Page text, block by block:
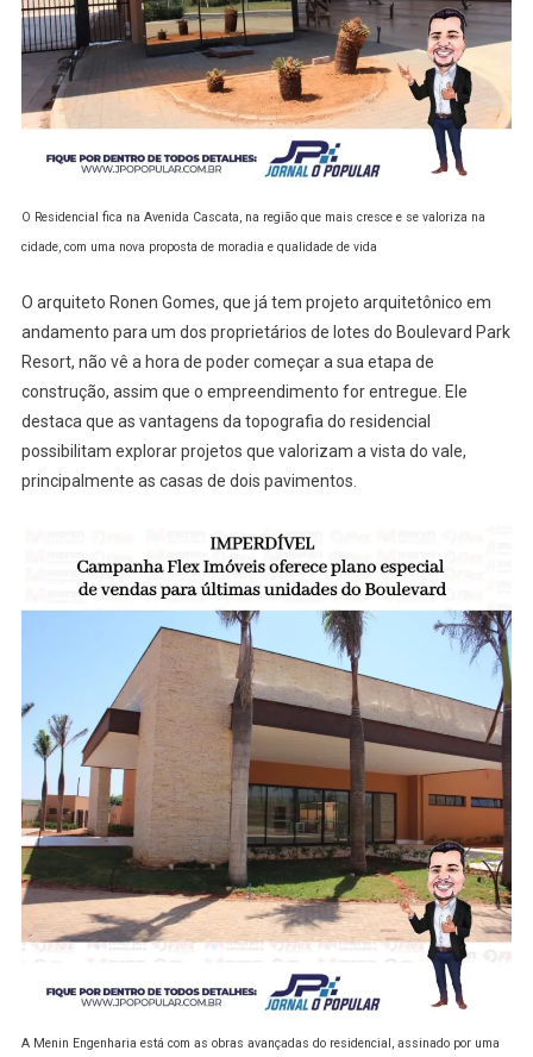
O Residencial fica na Avenida Cascata, na região que mais cresce e se valoriza na
cidade, com uma nova proposta de moradia e qualidade de vida
O arquiteto Ronen Gomes, que já tem projeto arquitetônico em
andamento para um dos proprietários de lotes do Boulevard Park
Resort, não vê a hora de poder começar a sua etapa de
construção, assim que o empreendimento for entregue. Ele
destaca que as vantagens da topografia do residencial
possibilitam explorar projetos que valorizam a vista do vale,
principalmente as casas de dois pavimentos.
A Menin Engenharia está com as obras avançadas do residencial, assinado por uma